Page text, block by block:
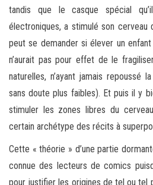
tandis que le casque spécial
électroniques, a stimulé son cerveau
peut se demander si élever un
n’aurait pas pour effet de le
naturelles, n’ayant jamais repoussé
sans doute plus faibles). Et puis il y
stimuler les zones libres du
certain archétype des récits à
Cette « théorie » d’une partie
connue des lecteurs de comics
pour justifier les origines de tel ou tel